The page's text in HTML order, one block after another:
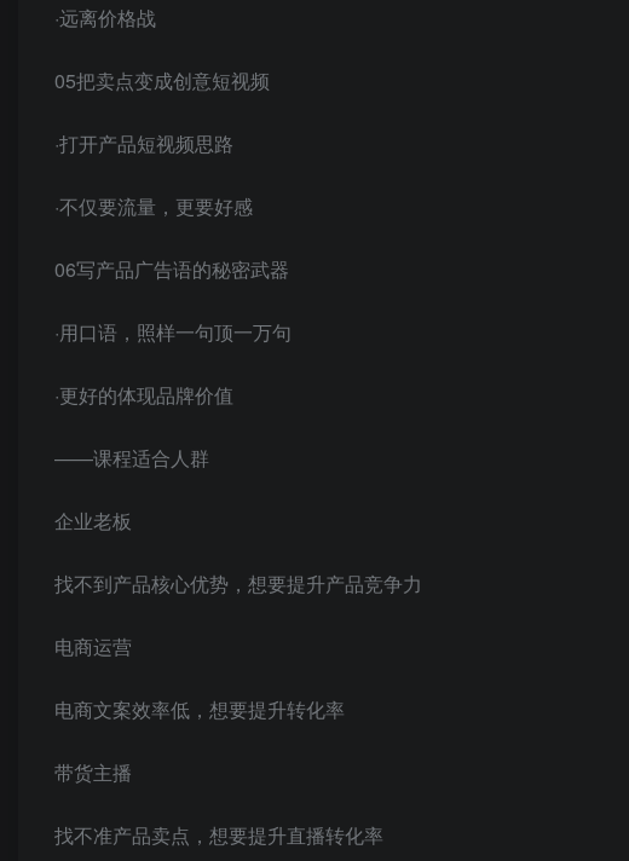
·远离价格战
05把卖点变成创意短视频
·打开产品短视频思路
·不仅要流量，更要好感
06写产品广告语的秘密武器
·用口语，照样一句顶一万句
·更好的体现品牌价值
——课程适合人群
企业老板
找不到产品核心优势，想要提升产品竞争力
电商运营
电商文案效率低，想要提升转化率
带货主播
找不准产品卖点，想要提升直播转化率